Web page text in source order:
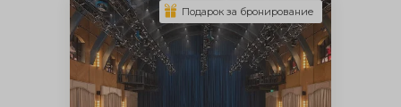
Подарок за бронирование